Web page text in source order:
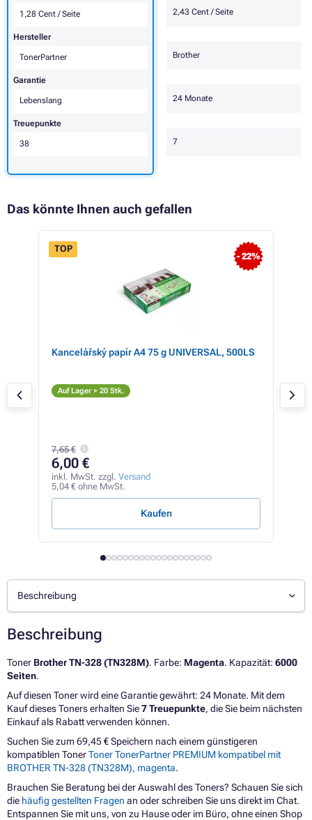
2,43 Cent / Seite
Brother
24 Monate
7
1,28 Cent / Seite
Hersteller
TonerPartner
Garantie
Lebenslang
Treuepunkte
38
Das könnte Ihnen auch gefallen
- 22%
TOP
Kancelářský papír A4 75 g UNIVERSAL, 500LS
Auf Lager > 20 Stk.
7,65 €
6,00 €
inkl. MwSt. zzgl. Versand
5,04 € ohne MwSt.
Kaufen
Beschreibung
Beschreibung
Toner Brother TN-328 (TN328M). Farbe: Magenta. Kapazität: 6000
Seiten.
Auf diesen Toner wird eine Garantie gewährt: 24 Monate. Mit dem
Kauf dieses Toners erhalten Sie7 Treuepunkte, die Sie beim nächsten
Einkauf als Rabatt verwenden können.
Suchen Sie zum 69,45 € Speichern nach einem günstigeren
kompatiblen TonerToner TonerPartner PREMIUM kompatibel mit
BROTHER TN-328 (TN328M), magenta.
Brauchen Sie Beratung bei der Auswahl des Toners? Schauen Sie sich
die häufig gestellten Fragen an oder schreiben Sie uns direkt im Chat.
Entspannen Sie mit uns, von zu Hause oder im Büro, ohne einen Shop